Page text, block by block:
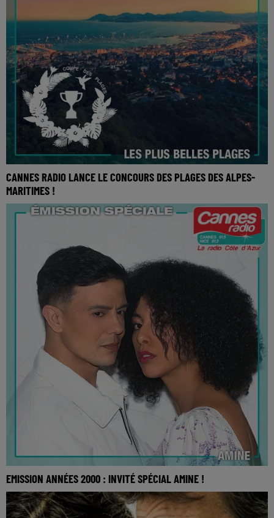
CANNES RADIO LANCE LE CONCOURS DES PLAGES DES ALPES-
MARITIMES !
EMISSION ANNÉES 2000 : INVITÉ SPÉCIAL AMINE !